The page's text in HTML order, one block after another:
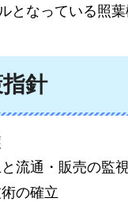
となっている照
針
流通・販売の監
の確立